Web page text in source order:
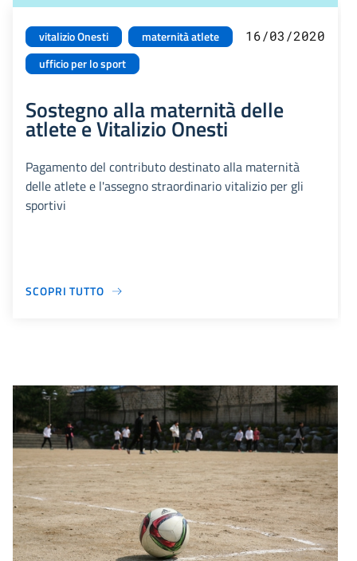
vitalizio Onesti
maternità atlete
ufficio per lo sport
16/03/2020
Sostegno alla maternità delle
atlete e Vitalizio Onesti
Pagamento del contributo destinato alla maternità
delle atlete e l'assegno straordinario vitalizio per gli
sportivi
SCOPRI TUTTO